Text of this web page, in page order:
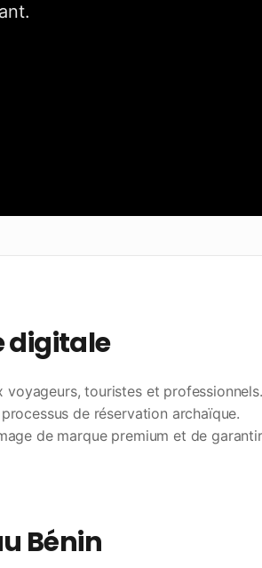
digitale
touristes et
de réservation archaïque.
de marque premium et de
Bénin